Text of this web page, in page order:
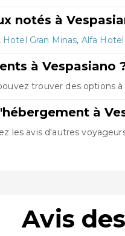
notés à
Hotel Gran Minas, Alfa Hotel
à Vespasiano
trouver des options
à
les avis d'autres
Avis